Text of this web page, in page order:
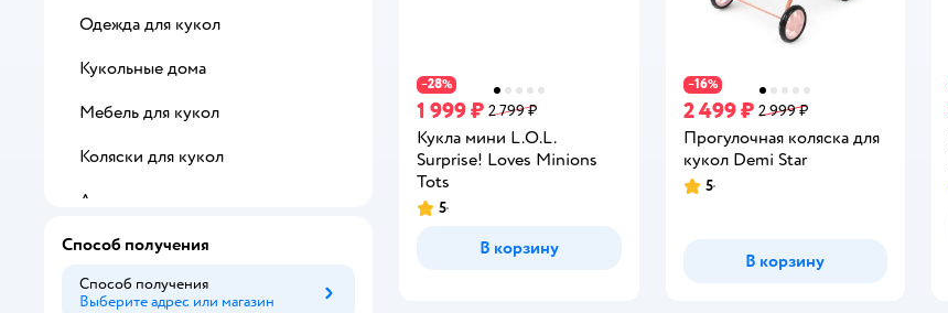
−28%
1 999 ₽ 2 799 ₽
Кукла мини L.O.L.
Surprise! Loves Minions
Tots
Рейтинг:
5
В корзину
−16%
2 499 ₽ 2 999 ₽
Прогулочная коляска для
кукол Demi Star
Рейтинг:
5
В корзину
Одежда для кукол
Кукольные дома
Мебель для кукол
Коляски для кукол
Аксессуары для кукол
Большие куклы
Способ получения
Способ получения
Выберите адрес или магазин
Способ получения